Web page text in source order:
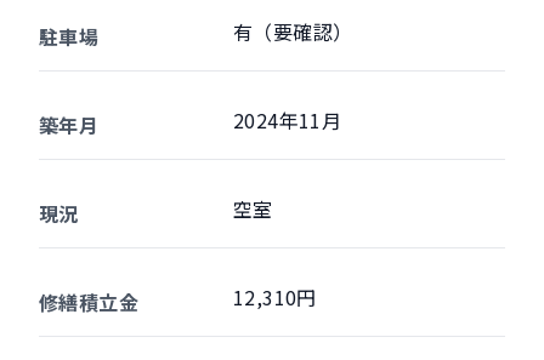
駐車場 有（要確認）
築年月 2024年11月
現況 空室
修繕積立金 12,310円